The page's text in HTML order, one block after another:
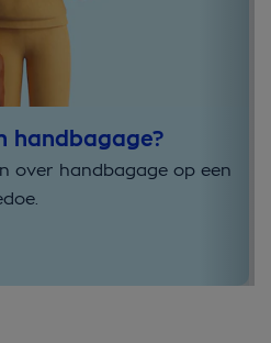
handbagage?
over handbagage op een